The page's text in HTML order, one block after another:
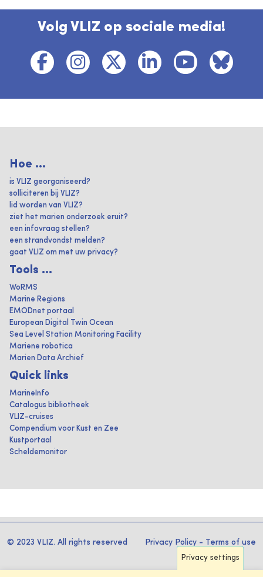
Volg VLIZ op sociale media!
Hoe ...
is VLIZ georganiseerd?
solliciteren bij VLIZ?
lid worden van VLIZ?
ziet het marien onderzoek eruit?
een infovraag stellen?
een strandvondst melden?
gaat VLIZ om met uw privacy?
Tools ...
WoRMS
Marine Regions
EMODnet portaal
European Digital Twin Ocean
Sea Level Station Monitoring Facility
Mariene robotica
Marien Data Archief
Quick links
MarineInfo
Catalogus bibliotheek
VLIZ-cruises
Compendium voor Kust en Zee
Kustportaal
Scheldemonitor
© 2023 VLIZ. All rights reserved Privacy Policy - Terms of use
Privacy settings